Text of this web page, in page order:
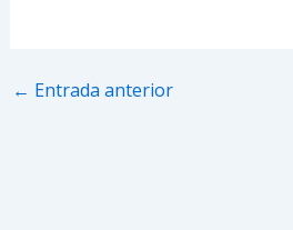
← Entrada anterior